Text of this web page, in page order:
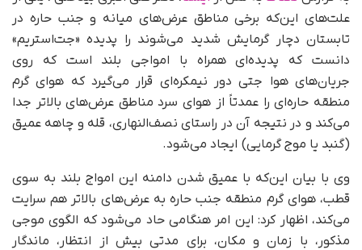
علت‌های این‌که برخی مناطق عرض‌های میانه و جنب حاره در
تابستان دچار گرمایش شدید می‌شوند را پدیده «جت‌استریم»
دانست که پدیده‌ای همراه با امواجی بلند است که روی
جریان‌های هوا جتی دور نیمکره‌ای قرار می‌گیرد که هوای گرم
منطقه حاره‌ای را عمدتاً از هوای سرد مناطق عرض‌های بالاتر جدا
می‌کند و در نتیجه آن در راستای نصف‌النهاری، قله و چاهه عمیق
(گنبد یا موج گرمایی) ایجاد می‌شود.
وی با بیان این‌که با عمیق شدن دامنه این امواج بلند به سوی
قطب، هوای گرم منطقه جنب حاره به عرض‌های بالاتر هم سرایت
می‌کند، اظهار کرد: این امر هنگامی حاد می‌شود که الگوی موجی
مذکور، با زمان و مکان، برای مدتی بیش از انتظار، ماندگار